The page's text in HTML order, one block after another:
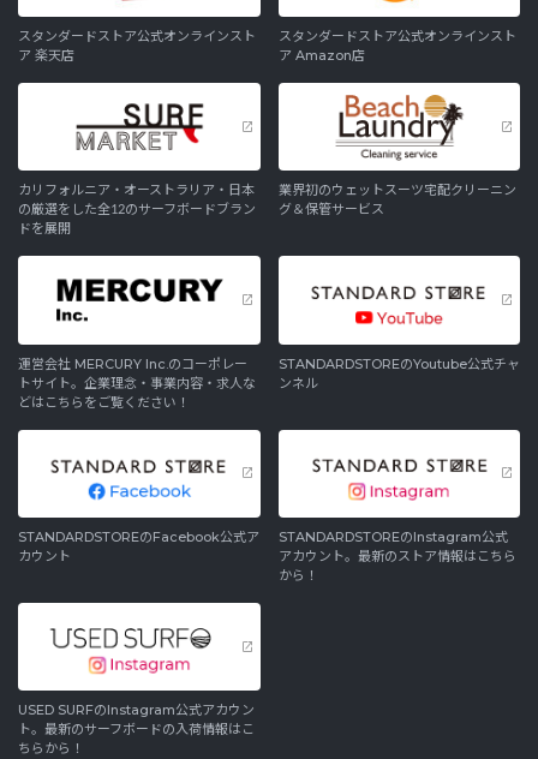
スタンダードストア公式オンラインスト
ア 楽天店
スタンダードストア公式オンラインスト
ア Amazon店
カリフォルニア・オーストラリア・日本
の厳選をした全12のサーフボードブラン
ドを展開
業界初のウェットスーツ宅配クリーニン
グ＆保管サービス
運営会社 MERCURY Inc.のコーポレー
トサイト。企業理念・事業内容・求人な
どはこちらをご覧ください！
STANDARDSTOREのYoutube公式チャ
ンネル
STANDARDSTOREのFacebook公式ア
カウント
STANDARDSTOREのInstagram公式
アカウント。最新のストア情報はこちら
から！
USED SURFのInstagram公式アカウン
ト。最新のサーフボードの入荷情報はこ
ちらから！